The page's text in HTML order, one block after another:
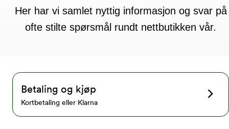
Her har vi samlet nyttig informasjon og svar på
ofte stilte spørsmål rundt nettbutikken vår.
Betaling og kjøp
Kortbetaling eller Klarna